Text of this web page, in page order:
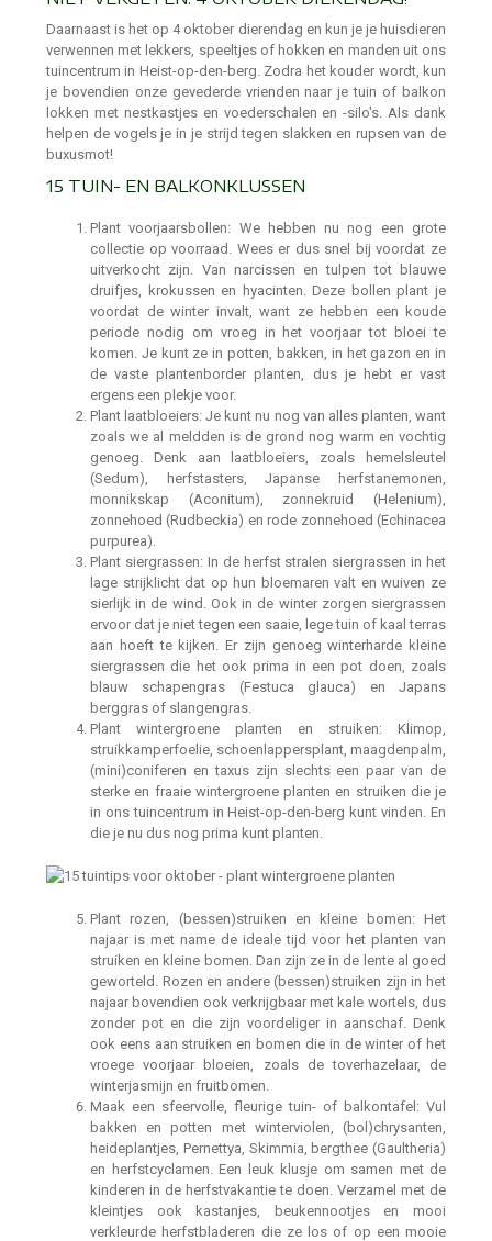
Daarnaast is het op 4 oktober dierendag en kun je je huisdieren
verwennen met lekkers, speeltjes of hokken en manden uit ons
tuincentrum in Heist-op-den-berg. Zodra het kouder wordt, kun
je bovendien onze gevederde vrienden naar je tuin of balkon
lokken met nestkastjes en voederschalen en -silo's. Als dank
helpen de vogels je in je strijd tegen slakken en rupsen van de
buxusmot!
15 TUIN- EN BALKONKLUSSEN
Plant voorjaarsbollen: We hebben nu nog een grote
collectie op voorraad. Wees er dus snel bij voordat ze
uitverkocht zijn. Van narcissen en tulpen tot blauwe
druifjes, krokussen en hyacinten. Deze bollen plant je
voordat de winter invalt, want ze hebben een koude
periode nodig om vroeg in het voorjaar tot bloei te
komen. Je kunt ze in potten, bakken, in het gazon en in
de vaste plantenborder planten, dus je hebt er vast
ergens een plekje voor.
Plant laatbloeiers: Je kunt nu nog van alles planten, want
zoals we al meldden is de grond nog warm en vochtig
genoeg. Denk aan laatbloeiers, zoals hemelsleutel
(Sedum), herfstasters, Japanse herfstanemonen,
monnikskap (Aconitum), zonnekruid (Helenium),
zonnehoed (Rudbeckia) en rode zonnehoed (Echinacea
purpurea).
Plant siergrassen: In de herfst stralen siergrassen in het
lage strijklicht dat op hun bloemaren valt en wuiven ze
sierlijk in de wind. Ook in de winter zorgen siergrassen
ervoor dat je niet tegen een saaie, lege tuin of kaal terras
aan hoeft te kijken. Er zijn genoeg winterharde kleine
siergrassen die het ook prima in een pot doen, zoals
blauw schapengras (Festuca glauca) en Japans
berggras of slangengras.
Plant wintergroene planten en struiken: Klimop,
struikkamperfoelie, schoenlappersplant, maagdenpalm,
(mini)coniferen en taxus zijn slechts een paar van de
sterke en fraaie wintergroene planten en struiken die je
in ons tuincentrum in Heist-op-den-berg kunt vinden. En
die je nu dus nog prima kunt planten.
Plant rozen, (bessen)struiken en kleine bomen: Het
najaar is met name de ideale tijd voor het planten van
struiken en kleine bomen. Dan zijn ze in de lente al goed
geworteld. Rozen en andere (bessen)struiken zijn in het
najaar bovendien ook verkrijgbaar met kale wortels, dus
zonder pot en die zijn voordeliger in aanschaf. Denk
ook eens aan struiken en bomen die in de winter of het
vroege voorjaar bloeien, zoals de toverhazelaar, de
winterjasmijn en fruitbomen.
Maak een sfeervolle, fleurige tuin- of balkontafel: Vul
bakken en potten met winterviolen, (bol)chrysanten,
heideplantjes, Pernettya, Skimmia, bergthee (Gaultheria)
en herfstcyclamen. Een leuk klusje om samen met de
kinderen in de herfstvakantie te doen. Verzamel met de
kleintjes ook kastanjes, beukennootjes en mooi
verkleurde herfstbladeren die ze los of op een mooie